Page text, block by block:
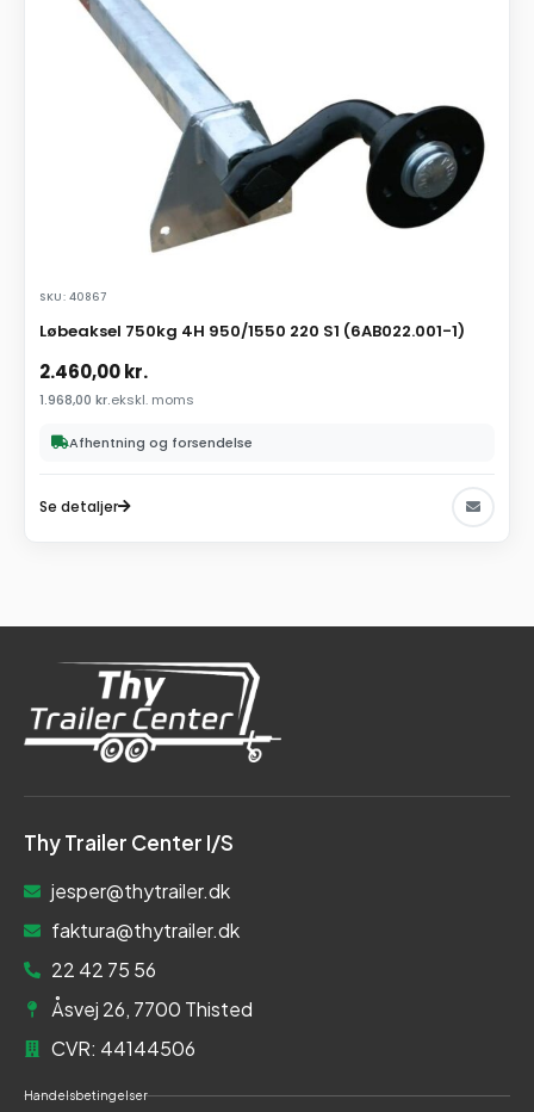
SKU: 40867
Løbeaksel 750kg 4H 950/1550 220 S1 (6AB022.001-1)
2.460,00kr.
1.968,00 kr.ekskl. moms
Afhentning og forsendelse
Se detaljer
Thy Trailer Center I/S
jesper@thytrailer.dk
faktura@thytrailer.dk
22 42 75 56
Åsvej 26, 7700 Thisted
CVR: 44144506
Handelsbetingelser